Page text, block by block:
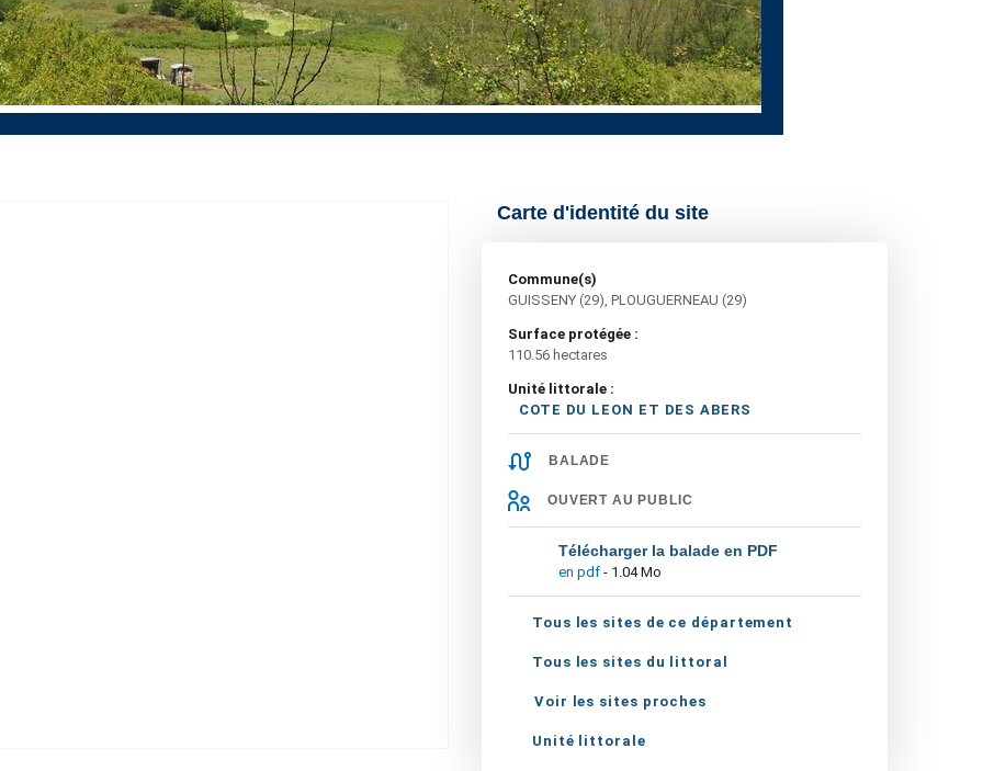
Carte d'identité du site
Commune(s)
GUISSENY (29), PLOUGUERNEAU (29)
Surface protégée :
110.56 hectares
Unité littorale :
COTE DU LEON ET DES ABERS
BALADE
OUVERT AU PUBLIC
Télécharger la balade en PDF
en pdf - 1.04 Mo
Tous les sites de ce département
Tous les sites du littoral
Voir les sites proches
Unité littorale